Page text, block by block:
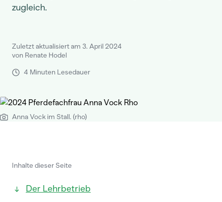
zugleich.
Zuletzt aktualisiert am 3. April 2024
von Renate Hodel
4 Minuten Lesedauer
Anna Vock im Stall. (rho)
Inhalte dieser Seite
Der Lehrbetrieb